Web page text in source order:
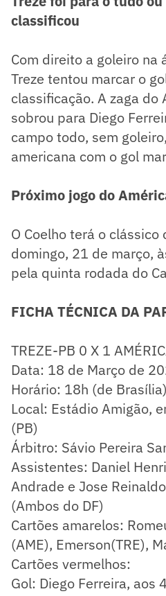
classificou
Com direito a goleiro na
Treze tentou marcar o
classificação. A zaga do
sobrou para Diego
campo todo, sem
americana com o gol
Próximo jogo do
O Coelho terá o clássico
domingo, 21 de março,
pela quinta rodada do
FICHA TÉCNICA DA
TREZE-PB 0 X 1
Data: 18 de Março de
Horário: 18h (de Brasília)
Local: Estádio Amigão,
(PB)
Árbitro: Sávio Pereira
Assistentes: Daniel
Andrade e Jose
(Ambos do DF)
Cartões amarelos:
(AME), Emerson(TRE),
Cartões vermelhos:
Gol: Diego Ferreira, aos